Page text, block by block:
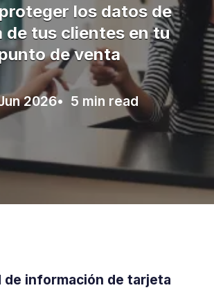
los datos de
de tus clientes en tu
de venta
2026• 5 min read
de información de tarjeta